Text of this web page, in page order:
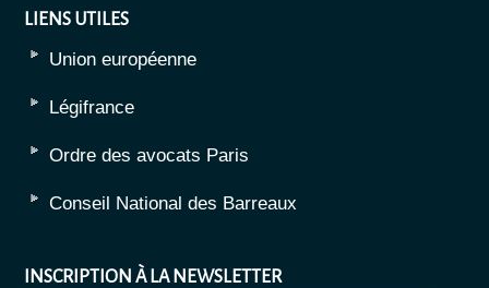
LIENS UTILES
Union européenne
Légifrance
Ordre des avocats Paris
Conseil National des Barreaux
INSCRIPTION À LA NEWSLETTER